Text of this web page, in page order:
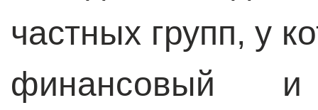
частных групп, у
финансовый и